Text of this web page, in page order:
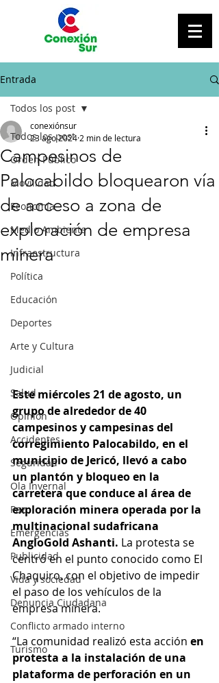
Entrada
Todos los post
Orden Público
Movilidad
Economía
Medio Ambiente
Infraestructura
Política
Educación
Deportes
Arte y Cultura
Judicial
Salud
Opinión
Accidentes
Seguridad
Ola Invernal
Paz
Emergencias
Publicidad
Vida y sociedad
Denuncia Ciudadana
Conflicto armado interno
Turismo
Todos los post
Campesinos de
Palocabildo bloquearon vía
de acceso a zona de
exploración de empresa
minera
conexiónsur
23 ago 2024 2 min de lectura
Este miércoles 21 de agosto, un
grupo de alrededor de 40
campesinos y campesinas del
corregimiento Palocabildo, en el
municipio de Jericó, llevó a cabo
un plantón y bloqueo en la
carretera que conduce al área de
exploración minera operada por la
multinacional sudafricana
AngloGold Ashanti. La protesta se
centró en el punto conocido como El
Chaquiro, con el objetivo de impedir
el paso de los vehículos de la
empresa minera.
“La comunidad realizó esta acción en
protesta a la instalación de una
plataforma de perforación en un